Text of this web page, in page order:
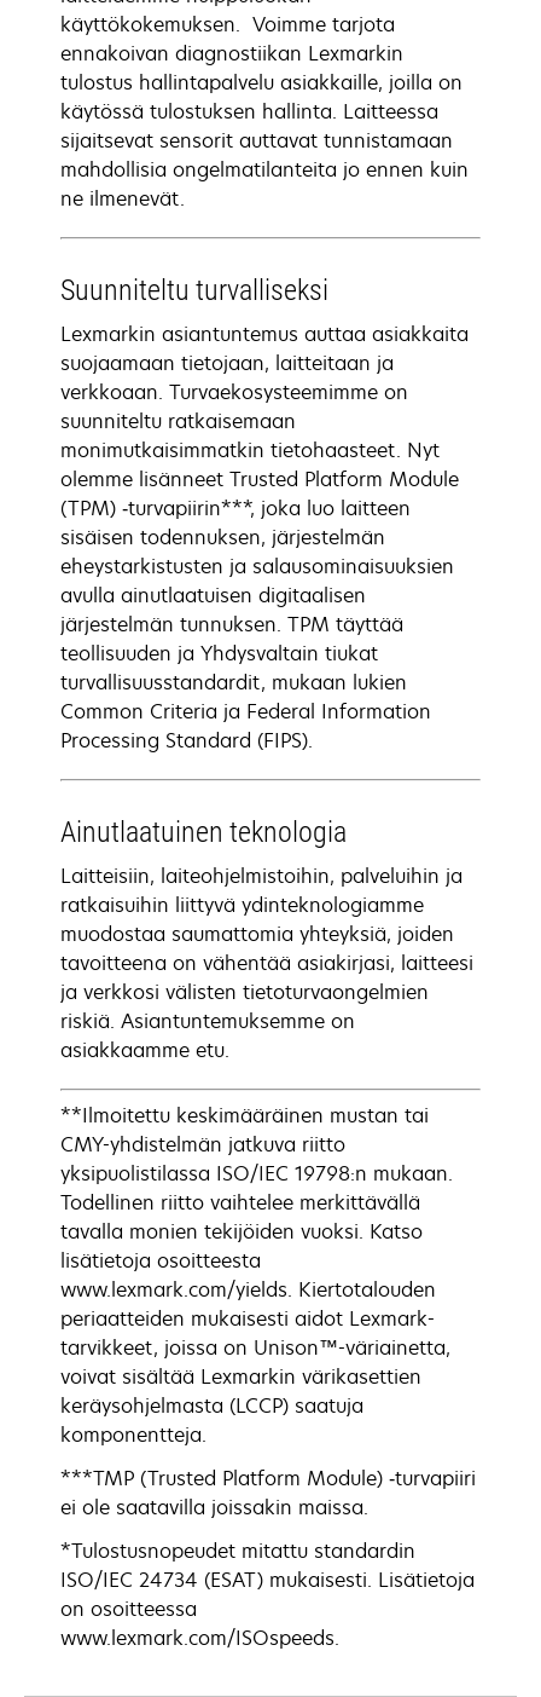
käyttökokemuksen. Voimme tarjota
ennakoivan diagnostiikan Lexmarkin
tulostus hallintapalvelu asiakkaille, joilla on
käytössä tulostuksen hallinta. Laitteessa
sijaitsevat sensorit auttavat tunnistamaan
mahdollisia ongelmatilanteita jo ennen kuin
ne ilmenevät.
Suunniteltu turvalliseksi
Lexmarkin asiantuntemus auttaa asiakkaita
suojaamaan tietojaan, laitteitaan ja
verkkoaan. Turvaekosysteemimme on
suunniteltu ratkaisemaan
monimutkaisimmatkin tietohaasteet. Nyt
olemme lisänneet Trusted Platform Module
(TPM) ‑turvapiirin***, joka luo laitteen
sisäisen todennuksen, järjestelmän
eheystarkistusten ja salausominaisuuksien
avulla ainutlaatuisen digitaalisen
järjestelmän tunnuksen. TPM täyttää
teollisuuden ja Yhdysvaltain tiukat
turvallisuusstandardit, mukaan lukien
Common Criteria ja Federal Information
Processing Standard (FIPS).
Ainutlaatuinen teknologia
Laitteisiin, laiteohjelmistoihin, palveluihin ja
ratkaisuihin liittyvä ydinteknologiamme
muodostaa saumattomia yhteyksiä, joiden
tavoitteena on vähentää asiakirjasi, laitteesi
ja verkkosi välisten tietoturvaongelmien
riskiä. Asiantuntemuksemme on
asiakkaamme etu.
**Ilmoitettu keskimääräinen mustan tai
CMY-yhdistelmän jatkuva riitto
yksipuolistilassa ISO/IEC 19798:n mukaan.
Todellinen riitto vaihtelee merkittävällä
tavalla monien tekijöiden vuoksi. Katso
lisätietoja osoitteesta
www.lexmark.com/yields. Kiertotalouden
periaatteiden mukaisesti aidot Lexmark-
tarvikkeet, joissa on Unison™-väriainetta,
voivat sisältää Lexmarkin värikasettien
keräysohjelmasta (LCCP) saatuja
komponentteja.
***TMP (Trusted Platform Module) ‑turvapiiri
ei ole saatavilla joissakin maissa.
*Tulostusnopeudet mitattu standardin
ISO/IEC 24734 (ESAT) mukaisesti. Lisätietoja
on osoitteessa
www.lexmark.com/ISOspeeds.